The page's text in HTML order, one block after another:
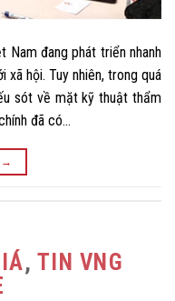
đang phát triển nhanh
xã hội. Tuy nhiên, trong quá
sót về mặt kỹ thuật thẩm
đã có…
→
, TIN VNG